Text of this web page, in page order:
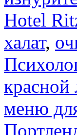
Hotel
халат,
меню